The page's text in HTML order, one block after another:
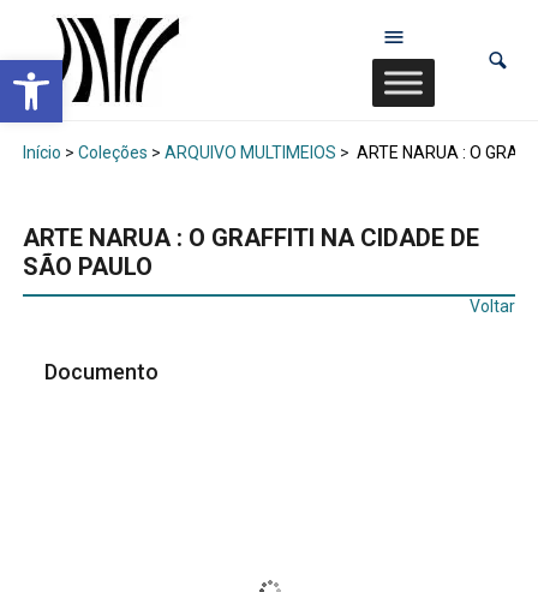
Abrir a barra de ferramentas
Início > Coleções > ARQUIVO MULTIMEIOS > ARTE NARUA : O
ARTE NARUA : O GRAFFITI NA CIDADE DE
SÃO PAULO
Voltar
Documento